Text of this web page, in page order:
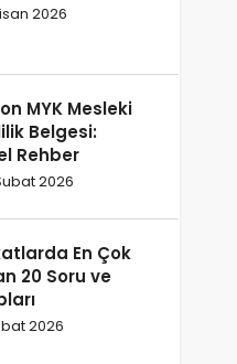
2026
MYK Mesleki
Belgesi:
Rehber
2026
En Çok
20 Soru ve
2026